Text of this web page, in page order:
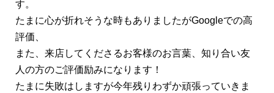
す。
たまに心が折れそうな時もありましたがGoogleでの高
評価、
また、来店してくださるお客様のお言葉、知り合い友
人の方のご評価励みになります！
たまに失敗はしますが今年残りわずか頑張っていきま